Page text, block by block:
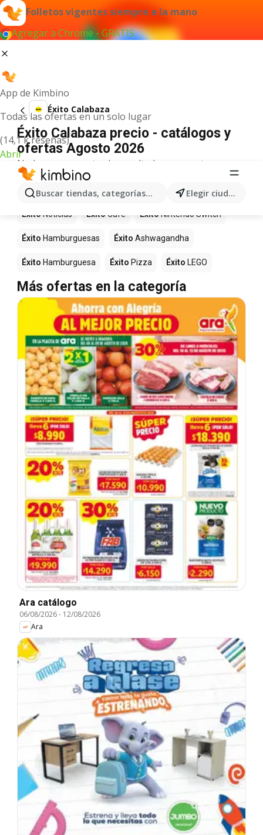
Folletos vigentes siempre a la mano
Agregar a Chrome - GRATIS
App de Kimbino
Todas las ofertas en un solo lugar
(14,1 k reseñas)
Abrir
Buscar tiendas, categorías, productos... Elegir ciudad
Éxito Calabaza
Éxito Calabaza precio - catálogos y
ofertas Agosto 2026
No hemos encontrado resultados para este
término.
Más productos en tiendas Éxito
Éxito Noticias Éxito Café Éxito Nintendo Switch
Éxito Hamburguesas Éxito Ashwagandha
Éxito Hamburguesa Éxito Pizza Éxito LEGO
Más ofertas en la categoría
Ara catálogo
06/08/2026- 12/08/2026
Ara